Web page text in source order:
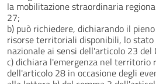
la mobilitazione straordinaria
27;
b) può richiedere, dichiarando il
risorse territoriali disponibili, lo
nazionale ai sensi dell'articolo 23 del
c) dichiara l'emergenza nel territorio
dell'articolo 28 in occasione degli